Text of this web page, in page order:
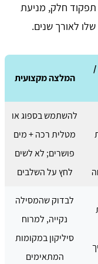
חלק, מניעת
לאורך שנים.
/
המלצה מקצועית
להשתמש בספוג או
מטלית רכה + מים
פושרים; לא לשים
לחץ על השלבים
לבדוק שהמסילה
נקייה, למרוח
סיליקון במקומות
המתאימים